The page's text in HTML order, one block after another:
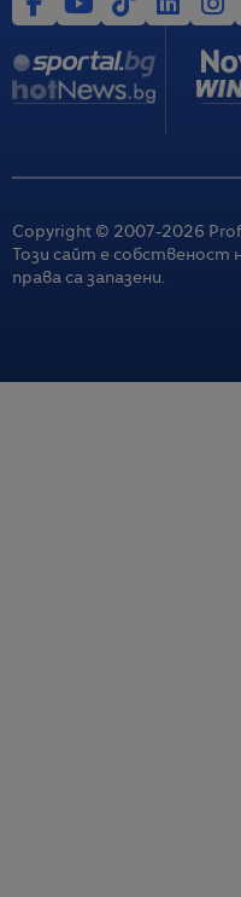
Copyright © 2007-2026
Този сайт е собственост
права са запазени.